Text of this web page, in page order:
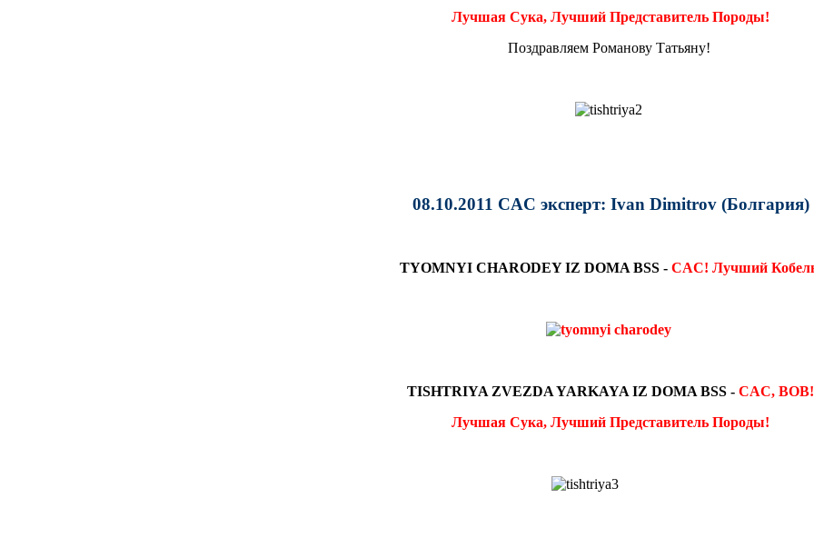
Лучшая Сука, Лучший Представитель Породы!
Поздравляем Романову Татьяну!
08.10.2011 CAC эксперт: Ivan Dimitrov (Болгария)
TYOMNYI CHARODEY IZ DOMA BSS - CAC! Лучший
TISHTRIYA ZVEZDA YARKAYA IZ DOMA BSS - CAC, BOB!
Лучшая Сука, Лучший Представитель Породы!